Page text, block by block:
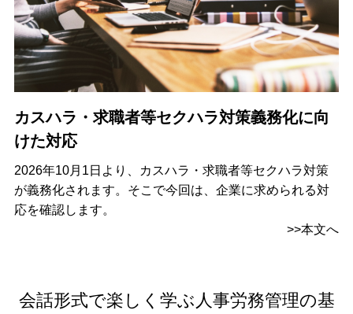
カスハラ・求職者等セクハラ対策義務化に向
けた対応
2026年10月1日より、カスハラ・求職者等セクハラ対策
が義務化されます。そこで今回は、企業に求められる対
応を確認します。
>>本文へ
会話形式で楽しく学ぶ人事労務管理の基